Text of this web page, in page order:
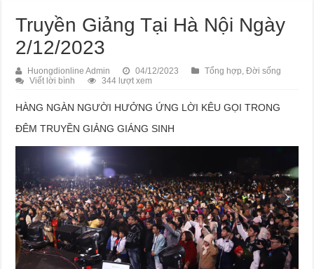
Truyền Giảng Tại Hà Nội Ngày
2/12/2023
Huongdionline Admin 04/12/2023 Tổng hợp,Đời sống
Viết lời bình
344 lượt xem
HÀNG NGÀN NGƯỜI HƯỞNG ỨNG LỜI KÊU GỌI TRONG
ĐÊM TRUYỀN GIẢNG GIÁNG SINH